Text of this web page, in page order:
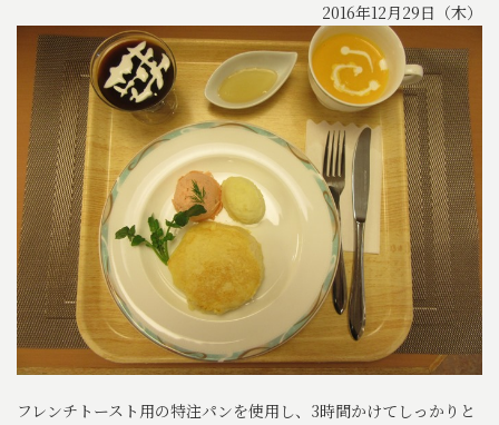
2016年12月29日（木）
フレンチトースト用の特注パンを使用し、3時間かけてしっかりと